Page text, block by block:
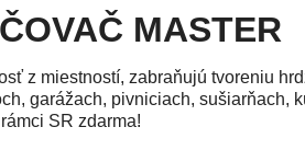
MASTER
z miestností, zabraňujú tvoreniu
garážach, pivniciach, sušiarňach,
SR zdarma!